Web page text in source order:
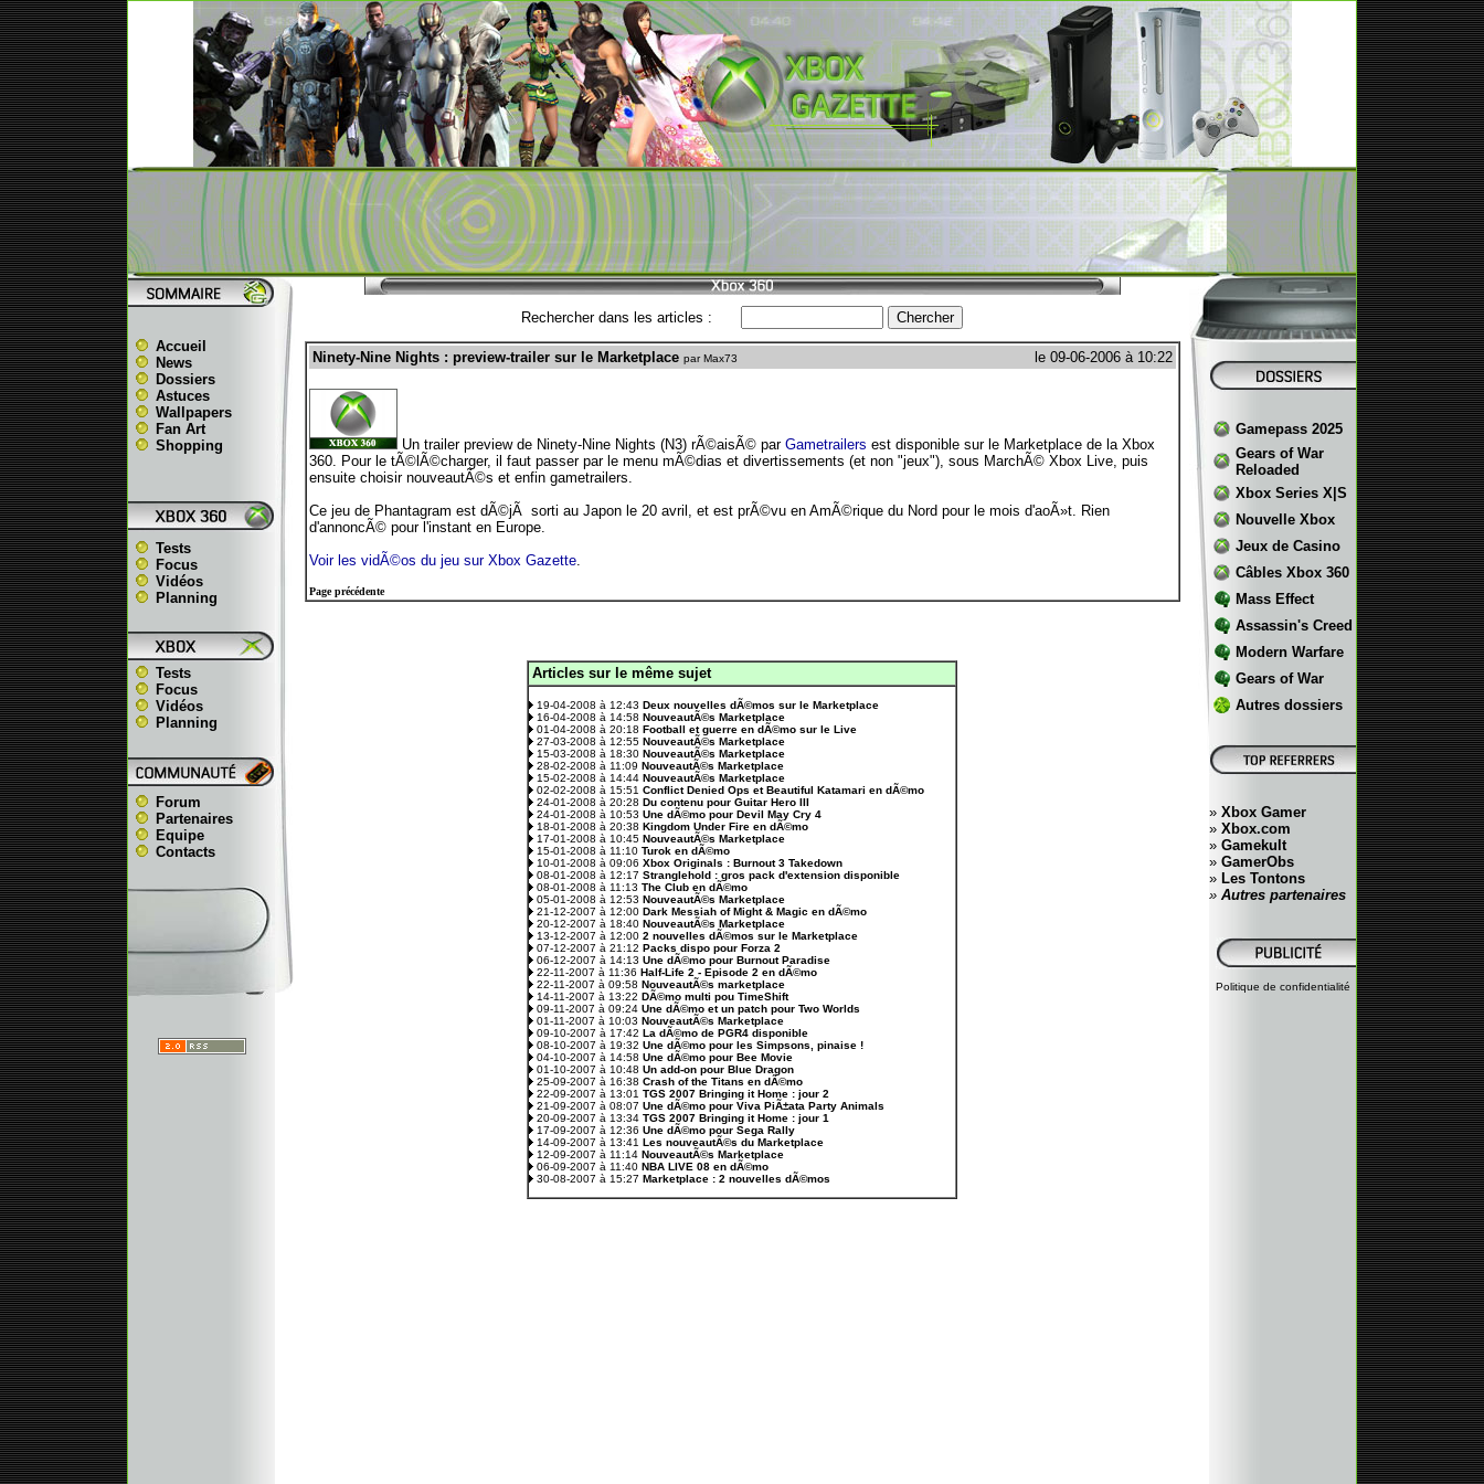
Accueil
News
Dossiers
Astuces
Wallpapers
Fan Art
Shopping
Tests
Focus
Vidéos
Planning
Tests
Focus
Vidéos
Planning
Forum
Partenaires
Equipe
Contacts
Rechercher dans les articles :
Ninety-Nine Nights : preview-trailer sur le Marketplace par Max73 le 09-06-2006 à 10:22
Un trailer preview de Ninety-Nine Nights (N3) rÃ©aisÃ© par Gametrailers est disponible sur le Marketplace de la Xbox
360. Pour le tÃ©lÃ©charger, il faut passer par le menu mÃ©dias et divertissements (et non "jeux"), sous MarchÃ© Xbox Live, puis
ensuite choisir nouveautÃ©s et enfin gametrailers.
Ce jeu de Phantagram est dÃ©jÃ sorti au Japon le 20 avril, et est prÃ©vu en AmÃ©rique du Nord pour le mois d'aoÃ»t. Rien
d'annoncÃ© pour l'instant en Europe.
Voir les vidÃ©os du jeu sur Xbox Gazette.
Page précédente
Articles sur le même sujet
19-04-2008 à 12:43 Deux nouvelles dÃ©mos sur le Marketplace
16-04-2008 à 14:58 NouveautÃ©s Marketplace
01-04-2008 à 20:18 Football et guerre en dÃ©mo sur le Live
27-03-2008 à 12:55 NouveautÃ©s Marketplace
15-03-2008 à 18:30 NouveautÃ©s Marketplace
28-02-2008 à 11:09 NouveautÃ©s Marketplace
15-02-2008 à 14:44 NouveautÃ©s Marketplace
02-02-2008 à 15:51 Conflict Denied Ops et Beautiful Katamari en dÃ©mo
24-01-2008 à 20:28 Du contenu pour Guitar Hero III
24-01-2008 à 10:53 Une dÃ©mo pour Devil May Cry 4
18-01-2008 à 20:38 Kingdom Under Fire en dÃ©mo
17-01-2008 à 10:45 NouveautÃ©s Marketplace
15-01-2008 à 11:10 Turok en dÃ©mo
10-01-2008 à 09:06 Xbox Originals : Burnout 3 Takedown
08-01-2008 à 12:17 Stranglehold : gros pack d'extension disponible
08-01-2008 à 11:13 The Club en dÃ©mo
05-01-2008 à 12:53 NouveautÃ©s Marketplace
21-12-2007 à 12:00 Dark Messiah of Might & Magic en dÃ©mo
20-12-2007 à 18:40 NouveautÃ©s Marketplace
13-12-2007 à 12:00 2 nouvelles dÃ©mos sur le Marketplace
07-12-2007 à 21:12 Packs dispo pour Forza 2
06-12-2007 à 14:13 Une dÃ©mo pour Burnout Paradise
22-11-2007 à 11:36 Half-Life 2 - Episode 2 en dÃ©mo
22-11-2007 à 09:58 NouveautÃ©s marketplace
14-11-2007 à 13:22 DÃ©mo multi pou TimeShift
09-11-2007 à 09:24 Une dÃ©mo et un patch pour Two Worlds
01-11-2007 à 10:03 NouveautÃ©s Marketplace
09-10-2007 à 17:42 La dÃ©mo de PGR4 disponible
08-10-2007 à 19:32 Une dÃ©mo pour les Simpsons, pinaise !
04-10-2007 à 14:58 Une dÃ©mo pour Bee Movie
01-10-2007 à 10:48 Un add-on pour Blue Dragon
25-09-2007 à 16:38 Crash of the Titans en dÃ©mo
22-09-2007 à 13:01 TGS 2007 Bringing it Home : jour 2
21-09-2007 à 08:07 Une dÃ©mo pour Viva PiÃ±ata Party Animals
20-09-2007 à 13:34 TGS 2007 Bringing it Home : jour 1
17-09-2007 à 12:36 Une dÃ©mo pour Sega Rally
14-09-2007 à 13:41 Les nouveautÃ©s du Marketplace
12-09-2007 à 11:14 NouveautÃ©s Marketplace
06-09-2007 à 11:40 NBA LIVE 08 en dÃ©mo
30-08-2007 à 15:27 Marketplace : 2 nouvelles dÃ©mos
Gamepass 2025
Gears of War
Reloaded
Xbox Series X|S
Nouvelle Xbox
Jeux de Casino
Câbles Xbox 360
Mass Effect
Assassin's Creed
Modern Warfare
Gears of War
Autres dossiers
» Xbox Gamer
» Xbox.com
» Gamekult
» GamerObs
» Les Tontons
» Autres partenaires
Politique de confidentialité